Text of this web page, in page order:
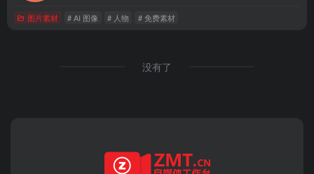
图片素材 # AI 图像 # 人物 # 免费素材
没有了